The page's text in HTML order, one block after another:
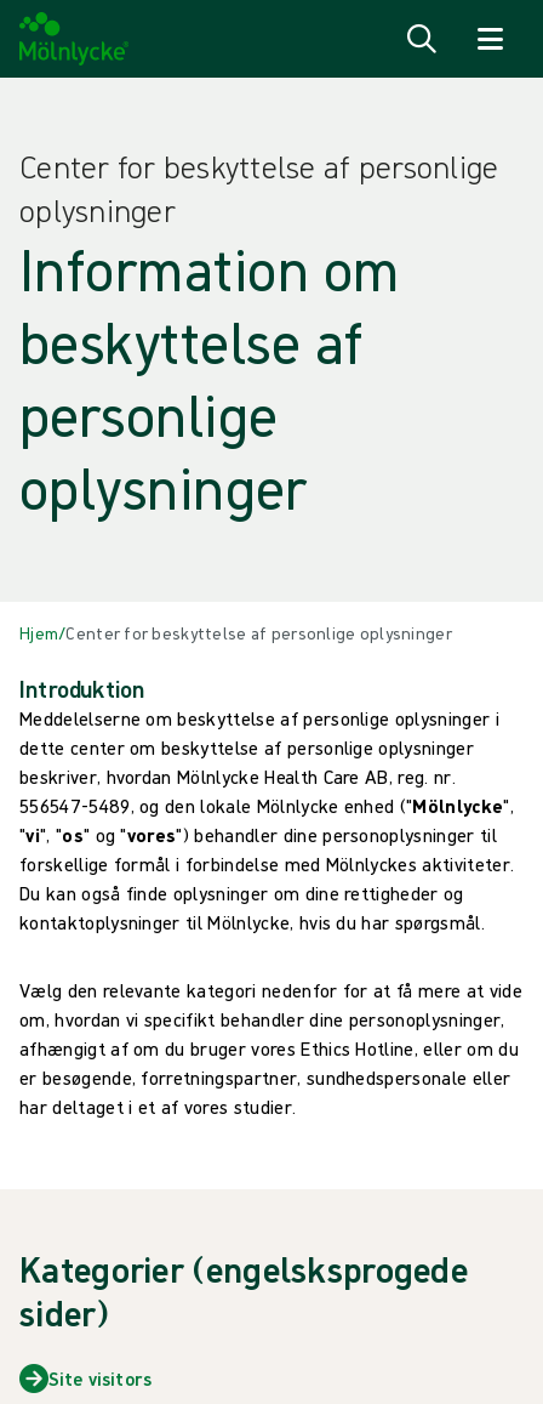
Center for beskyttelse af personlige
oplysninger
Information om
beskyttelse af
personlige
oplysninger
Hjem/Center for beskyttelse af personlige oplysninger
Introduktion
Meddelelserne om beskyttelse af personlige oplysninger i
dette center om beskyttelse af personlige oplysninger
beskriver, hvordan Mölnlycke Health Care AB, reg. nr.
556547-5489, og den lokale Mölnlycke enhed ("Mölnlycke",
"vi", "os" og "vores") behandler dine personoplysninger til
forskellige formål i forbindelse med Mölnlyckes aktiviteter.
Du kan også finde oplysninger om dine rettigheder og
kontaktoplysninger til Mölnlycke, hvis du har spørgsmål.
Vælg den relevante kategori nedenfor for at få mere at vide
om, hvordan vi specifikt behandler dine personoplysninger,
afhængigt af om du bruger vores Ethics Hotline, eller om du
er besøgende, forretningspartner, sundhedspersonale eller
har deltaget i et af vores studier.
Kategorier (engelsksprogede
sider)
Site visitors